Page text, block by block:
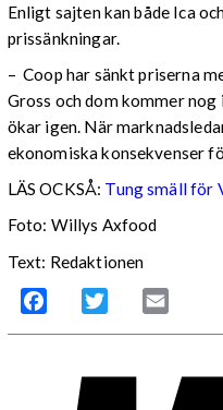
Enligt sajten kan både Ica
prissänkningar.
– Coop har sänkt priserna
Gross och dom kommer
ökar igen. När
ekonomiska konsekvenser
LÄS OCKSÅ: Tung smäll för
Foto: Willys Axfood
Text: Redaktionen
Facebook Twitter